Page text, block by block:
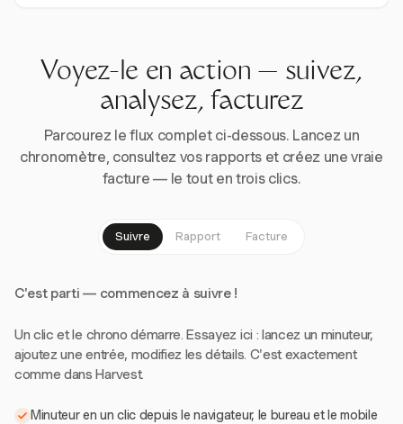
Voyez-le en action — suivez,
analysez, facturez
Parcourez le flux complet ci-dessous. Lancez un
chronomètre, consultez vos rapports et créez une vraie
facture — le tout en trois clics.
Suivre Rapport Facture
C'est parti — commencez à suivre !
Un clic et le chrono démarre. Essayez ici : lancez un minuteur,
ajoutez une entrée, modifiez les détails. C'est exactement
comme dans Harvest.
Minuteur en un clic depuis le navigateur, le bureau et le mobile